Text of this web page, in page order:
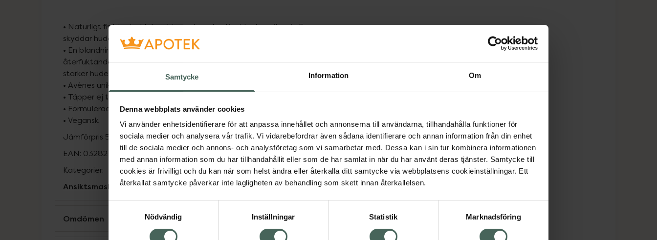
Samtycke Information Om
Denna webbplats använder cookies
Vi använder enhetsidentifierare för att anpassa innehållet och annonserna till användarna, tillhandahålla funktioner för
sociala medier och analysera vår trafik. Vi vidarebefordrar även sådana identifierare och annan information från din enhet
till de sociala medier och annons- och analysföretag som vi samarbetar med. Dessa kan i sin tur kombinera informationen
med annan information som du har tillhandahållit eller som de har samlat in när du har använt deras tjänster. Samtycke till
cookies är frivilligt och du kan när som helst ändra eller återkalla ditt samtycke via webbplatsens cookieinställningar. Ett
återkallat samtycke påverkar inte lagligheten av behandling som skett innan återkallelsen.
Nödvändig
Inställningar Statistik Marknadsföring
• Naturligt fruktextrakt, kombinerad med antioxidanten vitamin E:
skyddar huden
• En blandning av ingredienser som är kända för sina närande och
återfuktande egenskaper: ger huden optimal återfuktning och
stärker hudens naturliga barriär
• Avènes unika Thermalvatten lugnar och mjukgör
• Täpper ej till porerna
• Formulerad för att minimera risken för allergiska reaktioner
• Vegansk
Jämförpris 5,48 kr/ml
EAN: 03282770392357
Kategorier:
Ansiktsmask AnsiktsvårdFrench BeautyHudvård
Omdömen Visa